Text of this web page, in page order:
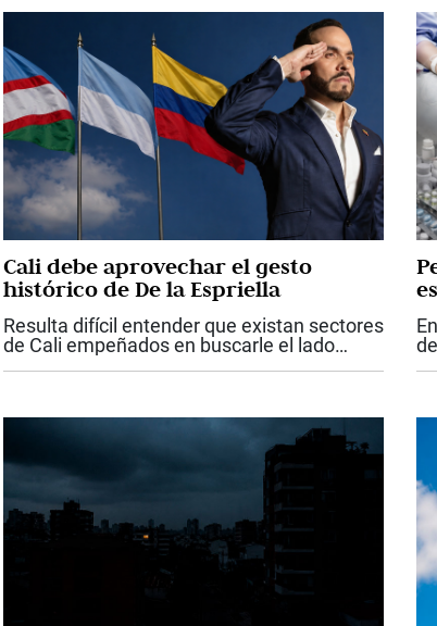
Cali debe aprovechar el gesto
histórico de De la Espriella
Resulta difícil entender que existan sectores
de Cali empeñados en buscarle el lado
negativo a uno de los hechos más
el...